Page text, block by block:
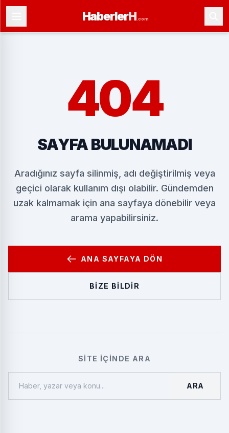
HaberlerH .com
404
SAYFA BULUNAMADI
Aradığınız sayfa silinmiş, adı değiştirilmiş veya
geçici olarak kullanım dışı olabilir. Gündemden
uzak kalmamak için ana sayfaya dönebilir veya
arama yapabilirsiniz.
ANA SAYFAYA DÖN
BIZE BILDIR
SITE İÇINDE ARA
ARA